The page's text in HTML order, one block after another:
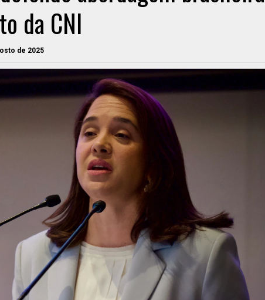
da CNI
de 2025